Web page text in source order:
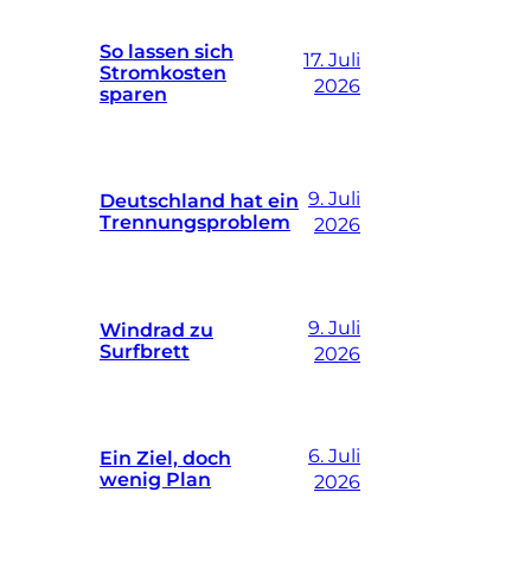
So lassen sich
Stromkosten
sparen
17. Juli
2026
Deutschland hat ein
Trennungsproblem
9. Juli
2026
Windrad zu
Surfbrett
9. Juli
2026
Ein Ziel, doch
wenig Plan
6. Juli
2026